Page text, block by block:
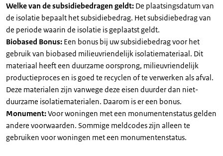
Welke van de subsidiebedragen geldt: De plaatsingsdatum van
de isolatie bepaalt het subsidiebedrag. Het subsidiebedrag van
de periode waarin de isolatie is geplaatst geldt.
Biobased Bonus: Een bonus bij uw subsidiebedrag voor het
gebruik van biobased milieuvriendelijk isolatiemateriaal. Dit
materiaal heeft een duurzame oorsprong, milieuvriendelijk
productieproces en is goed te recyclen of te verwerken als afval.
Deze materialen zijn vanwege deze eisen duurder dan niet-
duurzame isolatiematerialen. Daarom is er een bonus.
Monument:Voor woningen met een monumentenstatus gelden
andere voorwaarden. Sommige meldcodes zijn alleen te
gebruiken voor woningen met een monumentenstatus.